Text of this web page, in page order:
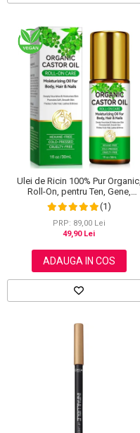
Ulei de Ricin 100% Pur Organic,
Roll-On, pentru Ten, Gene,
Sprancene, Unghii, 30 ml
(1)
PRP: 89,00 Lei
49,90 Lei
ADAUGA IN COS